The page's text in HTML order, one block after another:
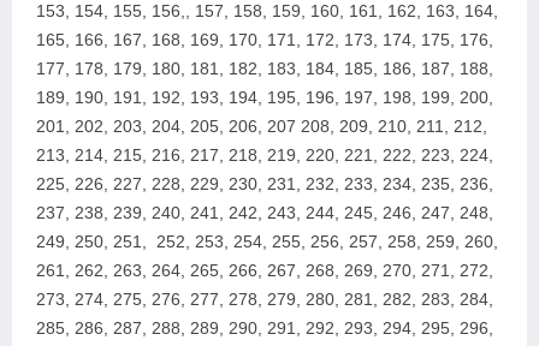
153, 154, 155, 156,, 157, 158, 159, 160, 161, 162, 163, 164,
165, 166, 167, 168, 169, 170, 171, 172, 173, 174, 175, 176,
177, 178, 179, 180, 181, 182, 183, 184, 185, 186, 187, 188,
189, 190, 191, 192, 193, 194, 195, 196, 197, 198, 199, 200,
201, 202, 203, 204, 205, 206, 207 208, 209, 210, 211, 212,
213, 214, 215, 216, 217, 218, 219, 220, 221, 222, 223, 224,
225, 226, 227, 228, 229, 230, 231, 232, 233, 234, 235, 236,
237, 238, 239, 240, 241, 242, 243, 244, 245, 246, 247, 248,
249, 250, 251, 252, 253, 254, 255, 256, 257, 258, 259, 260,
261, 262, 263, 264, 265, 266, 267, 268, 269, 270, 271, 272,
273, 274, 275, 276, 277, 278, 279, 280, 281, 282, 283, 284,
285, 286, 287, 288, 289, 290, 291, 292, 293, 294, 295, 296,